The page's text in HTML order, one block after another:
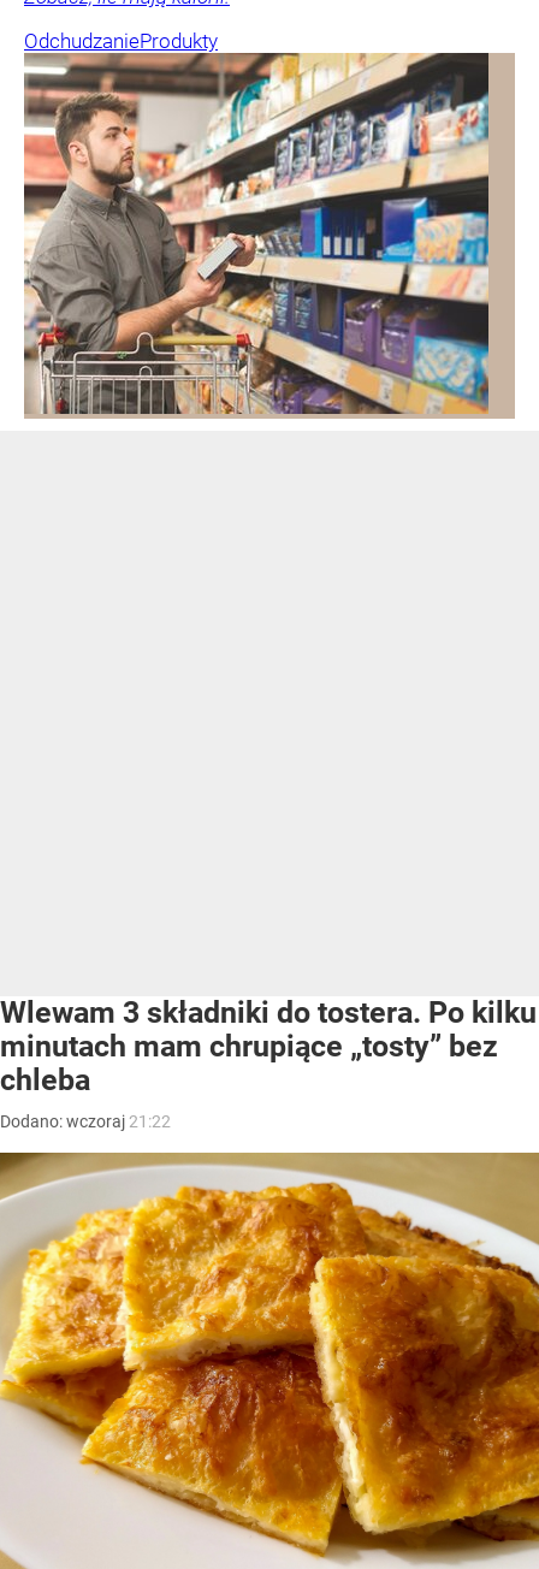
OdchudzanieProdukty
Wlewam 3 składniki do tostera. Po kilku
minutach mam chrupiące „tosty” bez
chleba
Dodano:wczoraj 21:22